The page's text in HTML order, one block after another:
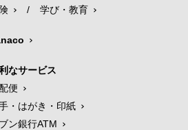
/ 学び・教育
なサービス
便
・はがき・印紙
ン銀行ATM